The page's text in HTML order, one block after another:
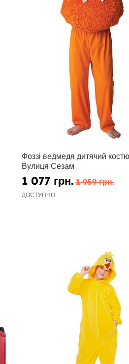
Фоззі ведмедя дитячий
Вулиця Сезам
1 077 грн. 1 959 грн.
ДОСТУПНО